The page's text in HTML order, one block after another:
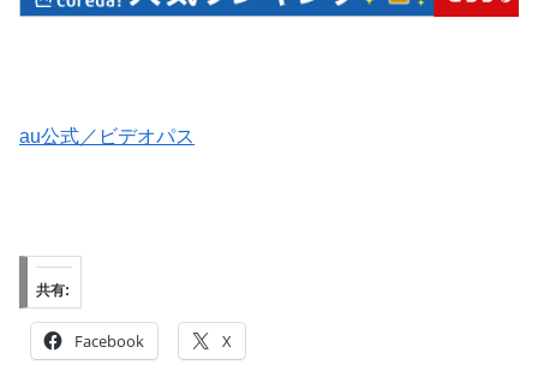
au公式／ビデオパス
共有:
Facebook X